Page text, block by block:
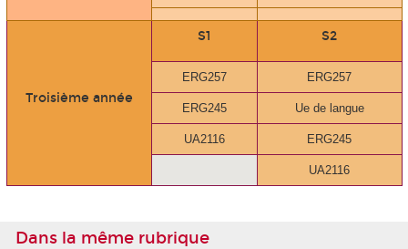
Troisième année
S1 S2
ERG257 ERG257
ERG245 Ue de langue
UA2116 ERG245
UA2116
Dans la même rubrique